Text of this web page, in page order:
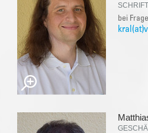
bei